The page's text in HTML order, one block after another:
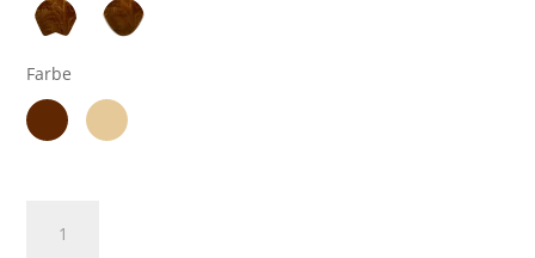
Farbe
Menge